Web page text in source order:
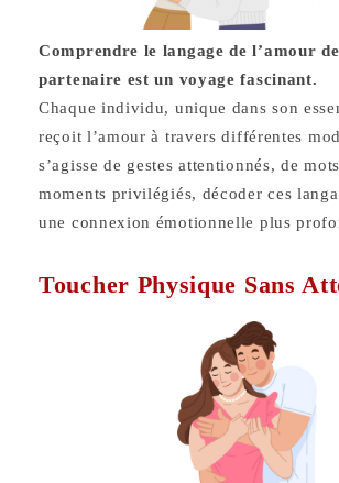
Comprendre le langage de l’amour
partenaire est un voyage fascinant.
Chaque individu, unique dans son
reçoit l’amour à travers différentes
s’agisse de gestes attentionnés, de
moments privilégiés, décoder ces
une connexion émotionnelle plus
Toucher Physique Sans